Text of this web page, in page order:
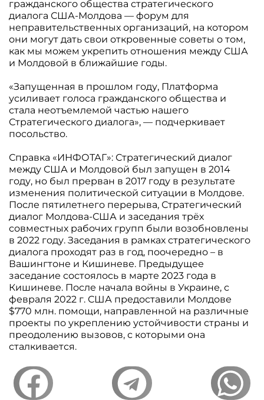
гражданского общества стратегического
диалога США-Молдова — форум для
неправительственных организаций, на котором
они могут дать свои откровенные советы о том,
как мы можем укрепить отношения между США
и Молдовой в ближайшие годы.
«Запущенная в прошлом году, Платформа
усиливает голоса гражданского общества и
стала неотъемлемой частью нашего
Стратегического диалога», — подчеркивает
посольство.
Справка «ИНФОТАГ»: Стратегический диалог
между США и Молдовой был запущен в 2014
году, но был прерван в 2017 году в результате
изменения политической ситуации в Молдове.
После пятилетнего перерыва, Стратегический
диалог Молдова-США и заседания трёх
совместных рабочих групп были возобновлены
в 2022 году. Заседания в рамках стратегического
диалога проходят раз в год, поочередно – в
Вашингтоне и Кишиневе. Предыдущее
заседание состоялось в марте 2023 года в
Кишиневе. После начала войны в Украине, с
февраля 2022 г. США предоставили Молдове
$770 млн. помощи, направленной на различные
проекты по укреплению устойчивости страны и
преодолению вызовов, с которыми она
сталкивается.